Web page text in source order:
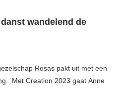
wandelend de
Rosas pakt uit met een
Met Creation 2023 gaat Anne